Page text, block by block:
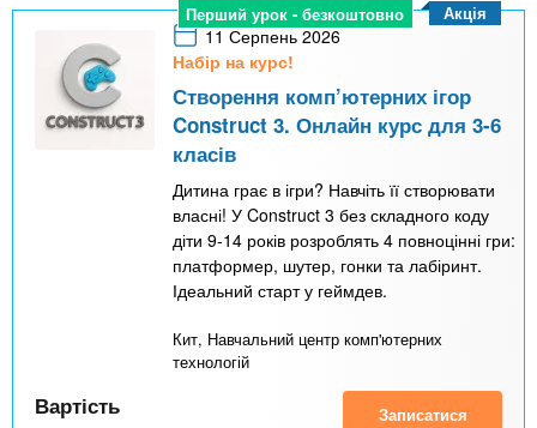
Перший урок - безкоштовно
11 Серпень 2026
Набір на курс!
Створення комп’ютерних ігор
Construct 3. Онлайн курс для 3-6
класів
Дитина грає в ігри? Навчіть її створювати
власні! У Construct 3 без складного коду
діти 9-14 років розроблять 4 повноцінні гри:
платформер, шутер, гонки та лабіринт.
Ідеальний старт у геймдев.
Кит, Навчальний центр комп'ютерних
технологій
Акція
Вартість Записатися